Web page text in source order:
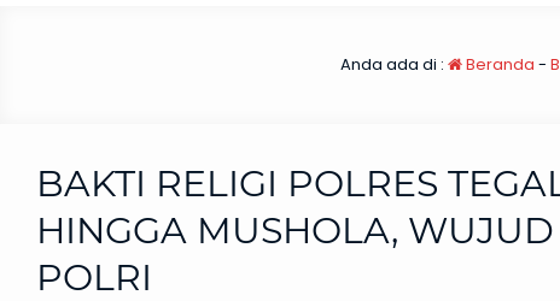
Anda ada di : Beranda -
BAKTI RELIGI POLRES
HINGGA MUSHOLA,
POLRI